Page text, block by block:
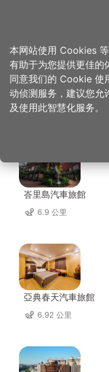
首页 > 想去的地方 > 美食、
异风堂
峇里島汽車旅館
6.9 公里
亞典春天汽車旅館
6.92 公里
本网站使用 Cookies
有助于为您提供更佳的
同意我们的 Cookie 使
动侦测服务，建议您允
及使用此智慧化服务。